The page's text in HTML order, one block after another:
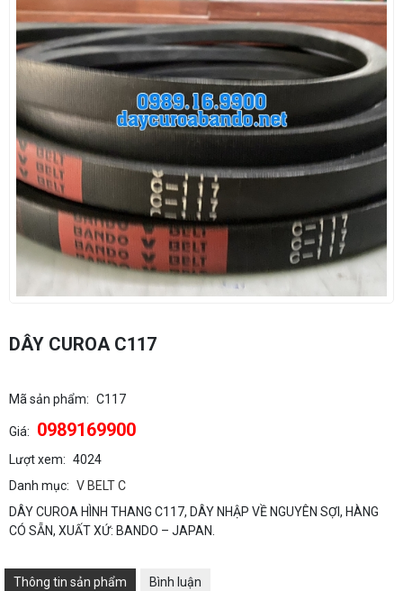
DÂY CUROA C117
Mã sản phẩm: C117
Giá: 0989169900
Lượt xem: 4024
Danh mục: V BELT C
DÂY CUROA HÌNH THANG C117, DÂY NHẬP VỀ NGUYÊN SỢI, HÀNG
CÓ SẴN, XUẤT XỨ: BANDO – JAPAN.
Thông tin sản phẩm
Bình luận